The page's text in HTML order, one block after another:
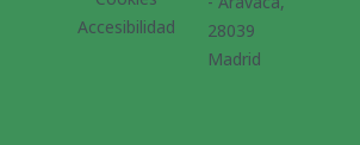
Accesibilidad
28039
Madrid